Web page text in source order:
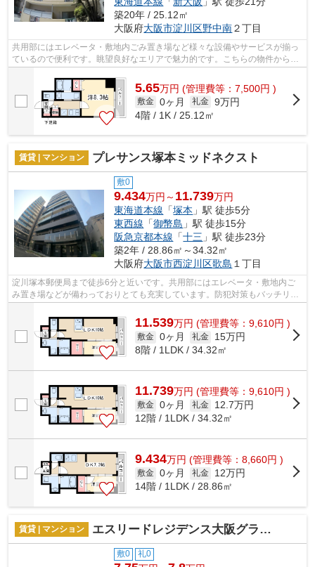
築20年 / 25.12㎡
大阪府大阪市淀川区野中南２丁目
共用部にはエレベータ・敷地内ごみ置き場など様々な設備やサービスが揃っ
ているので便利です。眺望良好なエリアで魅力的です。こちらの物件からは
5.65万円 (管理費等：7,500円 )
敷金 0ヶ月 礼金 9万円
4階 / 1K / 25.12㎡
賃貸 | マンション プレサンス塚本ミッドネクスト
敷0
9.434万円～ 11.739万円
東海道本線 「塚本 」駅 徒歩5分
東西線 「御幣島 」駅 徒歩15分
阪急京都本線 「十三 」駅 徒歩23分
築2年 / 28.86㎡～34.32㎡
大阪府大阪市西淀川区歌島 １丁目
淀川塚本郵便局まで徒歩6分と近いです。共用部にはエレベータ・敷地内ご
み置き場などが備わっておりとても充実しています。防犯対策もバッチリな
マンションタイプの物件です。こちらは...
11.539万円 (管理費等：9,610円 )
敷金 0ヶ月 礼金
15万円
8階 / 1LDK / 34.32㎡
11.739万円 (管理費等：9,610円 )
敷金 0ヶ月 礼金
12.7万円
12階 / 1LDK / 34.32㎡
9.434万円 (管理費等：8,660円 )
敷金 0ヶ月 礼金
12万円
14階 / 1LDK / 28.86㎡
賃貸 | マンション エスリードレジデンス大阪グランノース2
敷0 礼0